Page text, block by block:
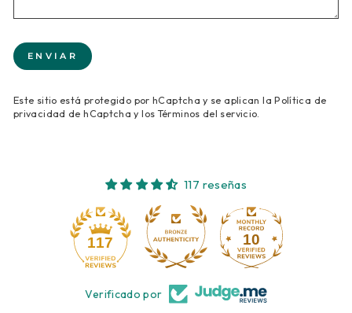
ENVIAR
ENVIAR
Este sitio está protegido por hCaptcha y se aplicanla Política de
privacidad de hCaptchay losTérminos del servicio.
117 reseñas
117 10
Verificado por